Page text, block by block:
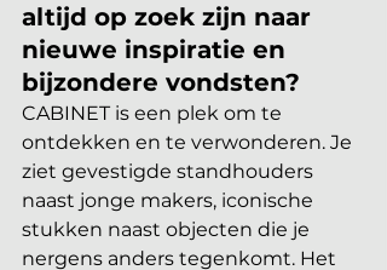
altijd op zoek zijn naar
nieuwe inspiratie en
bijzondere vondsten?
CABINET is een plek om te
ontdekken en te verwonderen. Je
ziet gevestigde standhouders
naast jonge makers, iconische
stukken naast objecten die je
nergens anders tegenkomt. Het